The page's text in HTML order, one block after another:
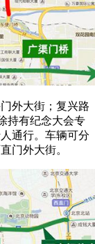
外大街；复兴路
持有纪念大会专
通行。车辆可分
门外大街。